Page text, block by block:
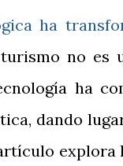
ha
no es
ha
dando